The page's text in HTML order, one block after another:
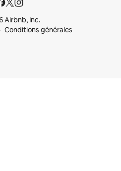
Airbnb, Inc.
Conditions générales